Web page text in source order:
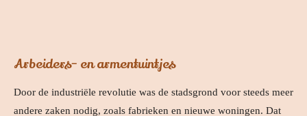
Arbeiders- en armentuintjes
Door de industriële revolutie was de stadsgrond voor steeds meer
andere zaken nodig, zoals fabrieken en nieuwe woningen. Dat